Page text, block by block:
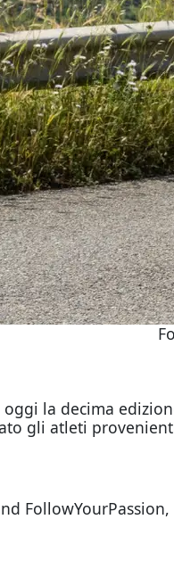
la decima
gli atleti